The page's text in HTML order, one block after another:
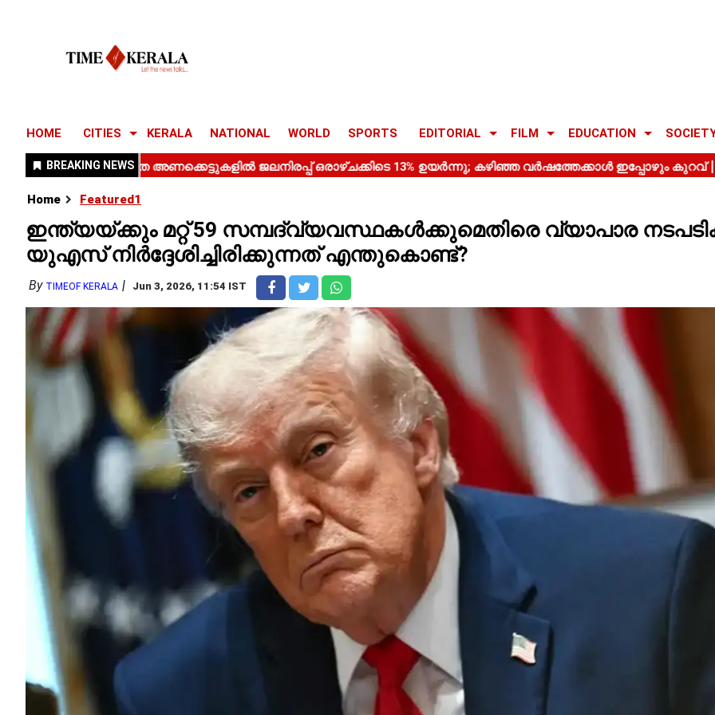
HOME CITIES KERALA NATIONAL WORLD SPORTS EDITORIAL FILM EDUCATION
Home Featured1
ഇന്ത്യയ്ക്കും മറ്റ് 59 സമ്പദ്‌വ്യവസ്ഥകൾക്കുമെതിരെ വ്യാപാര
യുഎസ് നിർദ്ദേശിച്ചിരിക്കുന്നത് എന്തുകൊണ്ട്?
By TIMEOF KERALA Jun 3, 2026, 11:54 IST